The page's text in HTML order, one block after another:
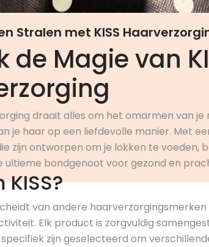
Stralen met KISS
de Magie van
draait alles om het omarmen van
je haar op een liefdevolle manier. Met
zijn ontworpen om je lokken te voeden,
ultieme bondgenoot voor gezond en
van andere haarverzorgingsmerken
Elk product is zorgvuldig
zijn geselecteerd om